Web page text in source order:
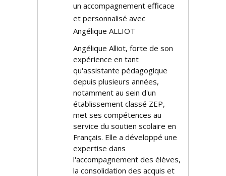
un accompagnement efficace
et personnalisé avec
Angélique ALLIOT
Angélique Alliot, forte de son
expérience en tant
qu'assistante pédagogique
depuis plusieurs années,
notamment au sein d'un
établissement classé ZEP,
met ses compétences au
service du soutien scolaire en
Français. Elle a développé une
expertise dans
l'accompagnement des élèves,
la consolidation des acquis et